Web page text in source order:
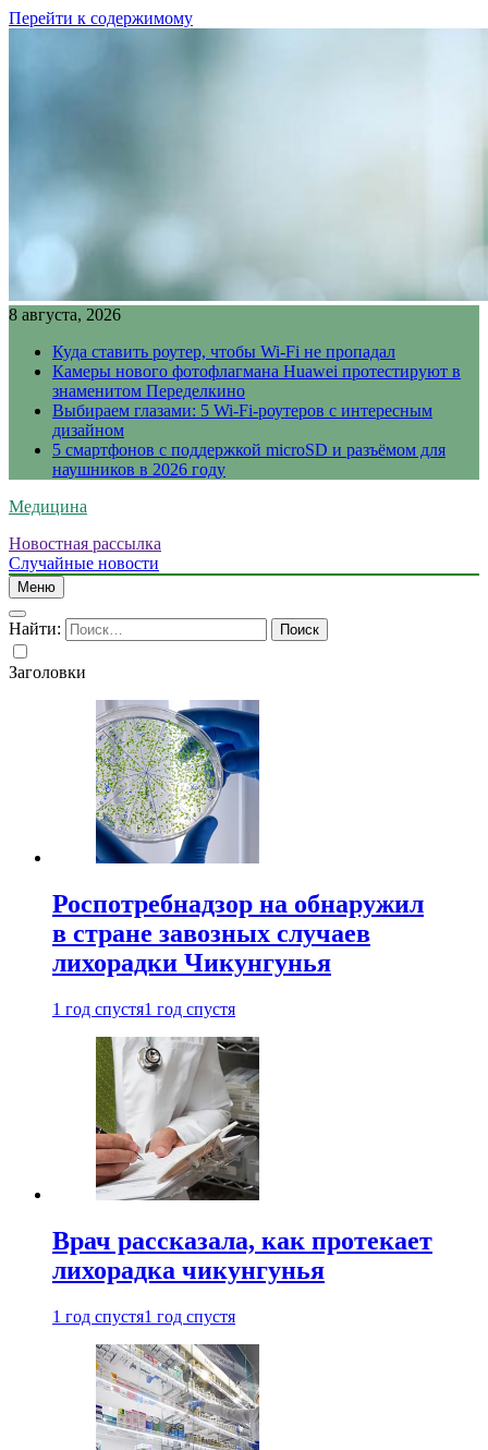
Перейти к содержимому
8 августа, 2026
Куда ставить роутер, чтобы Wi-Fi не пропадал
Камеры нового фотофлагмана Huawei протестируют в
знаменитом Переделкино
Выбираем глазами: 5 Wi-Fi-роутеров с интересным
дизайном
5 смартфонов с поддержкой microSD и разъёмом для
наушников в 2026 году
Медицина
Новостная рассылка
Случайные новости
Меню
Найти:
Заголовки
Роспотребнадзор на обнаружил
в стране завозных случаев
лихорадки Чикунгунья
1 год спустя1 год спустя
Врач рассказала, как протекает
лихорадка чикунгунья
1 год спустя1 год спустя